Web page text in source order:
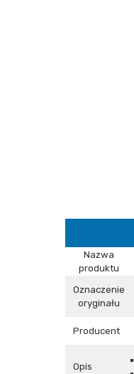
Nazwa
produktu
Oznaczenie
oryginału
Producent
Opis